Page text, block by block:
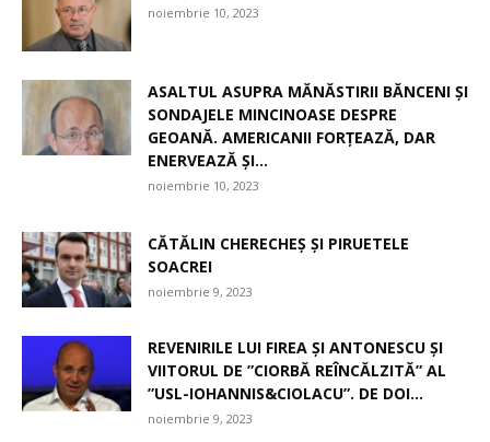
noiembrie 10, 2023
ASALTUL ASUPRA MĂNĂSTIRII BĂNCENI ȘI
SONDAJELE MINCINOASE DESPRE
GEOANĂ. AMERICANII FORȚEAZĂ, DAR
ENERVEAZĂ ȘI...
noiembrie 10, 2023
CĂTĂLIN CHERECHEȘ ȘI PIRUETELE
SOACREI
noiembrie 9, 2023
REVENIRILE LUI FIREA ȘI ANTONESCU ȘI
VIITORUL DE ”CIORBĂ REÎNCĂLZITĂ” AL
”USL-IOHANNIS&CIOLACU”. DE DOI...
noiembrie 9, 2023